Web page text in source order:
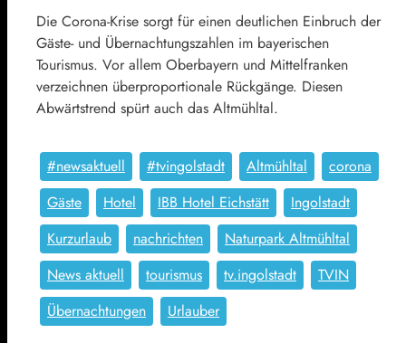
Die Corona-Krise sorgt für einen deutlichen Einbruch der
Gäste- und Übernachtungszahlen im bayerischen
Tourismus. Vor allem Oberbayern und Mittelfranken
verzeichnen überproportionale Rückgänge. Diesen
Abwärtstrend spürt auch das Altmühltal.
#newsaktuell #tvingolstadt Altmühltal
corona
Gäste
Hotel IBB Hotel Eichstätt
Ingolstadt
Kurzurlaub
nachrichten
Naturpark Altmühltal
News aktuell
tourismus tv.ingolstadt
TVIN
Übernachtungen
Urlauber